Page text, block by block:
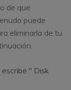
de que
puede
eliminarla de tu
" Disk